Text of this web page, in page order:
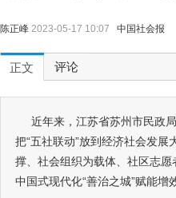
陈正峰 2023-05-17 10:07 中国社会报
正文 评论
近年来，江苏省苏州市民政
把“五社联动”放到经济社会发
撑、社会组织为载体、社区志
中国式现代化“善治之城”赋能增